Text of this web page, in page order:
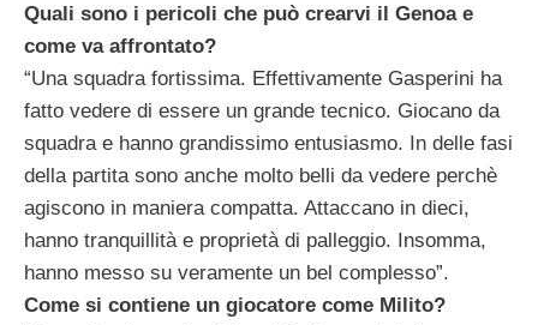
Quali sono i pericoli che può crearvi il Genoa e
come va affrontato?
“Una squadra fortissima. Effettivamente Gasperini ha
fatto vedere di essere un grande tecnico. Giocano da
squadra e hanno grandissimo entusiasmo. In delle fasi
della partita sono anche molto belli da vedere perchè
agiscono in maniera compatta. Attaccano in dieci,
hanno tranquillità e proprietà di palleggio. Insomma,
hanno messo su veramente un bel complesso”.
Come si contiene un giocatore come Milito?